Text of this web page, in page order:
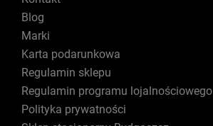
Blog
Marki
Karta podarunkowa
Regulamin sklepu
Regulamin programu lojalnościowego
Polityka prywatności